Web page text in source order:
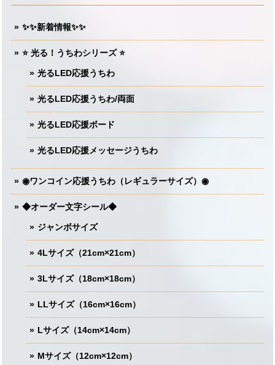
✨✨新着情報✨✨
⭐️ 光る！うちわシリーズ ⭐️
光るLED応援うちわ
光るLED応援うちわ/両面
光るLED応援ボード
光るLED応援メッセージうちわ
◉ワンコイン応援うちわ（レギュラーサイズ）◉
◆オーダー文字シール◆
ジャンボサイズ
4Lサイズ（21cm×21cm）
3Lサイズ（18cm×18cm）
LLサイズ（16cm×16cm）
Lサイズ（14cm×14cm）
Mサイズ（12cm×12cm）